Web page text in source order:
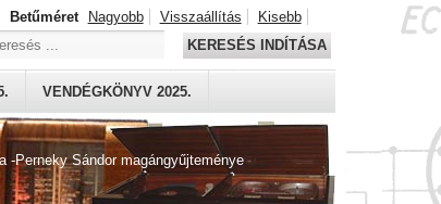
-Perneky Sándor magángyűjteménye
VENDÉGKÖNYV 2025.
Betűméret Nagyobb Visszaállítás
Kisebb
KERESÉS INDÍTÁSA